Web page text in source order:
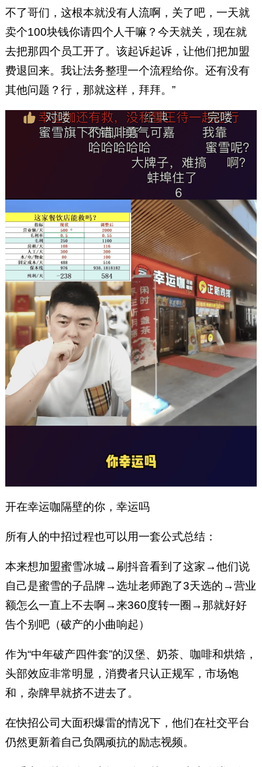
不了哥们，这根本就没有人流啊，关了吧，一天就
卖个100块钱你请四个人干嘛？今天就关，现在就
去把那四个员工开了。该起诉起诉，让他们把加盟
费退回来。我让法务整理一个流程给你。还有没有
其他问题？行，那就这样，拜拜。”
开在幸运咖隔壁的你，幸运吗
所有人的中招过程也可以用一套公式总结：
本来想加盟蜜雪冰城→刷抖音看到了这家→他们说
自己是蜜雪的子品牌→选址老师跑了3天选的→营业
额怎么一直上不去啊→来360度转一圈→那就好好
告个别吧（破产的小曲响起）
作为“中年破产四件套”的汉堡、奶茶、咖啡和烘焙，
头部效应非常明显，消费者只认正规军，市场饱
和，杂牌早就挤不进去了。
在快招公司大面积爆雷的情况下，他们在社交平台
仍然更新着自己负隅顽抗的励志视频。